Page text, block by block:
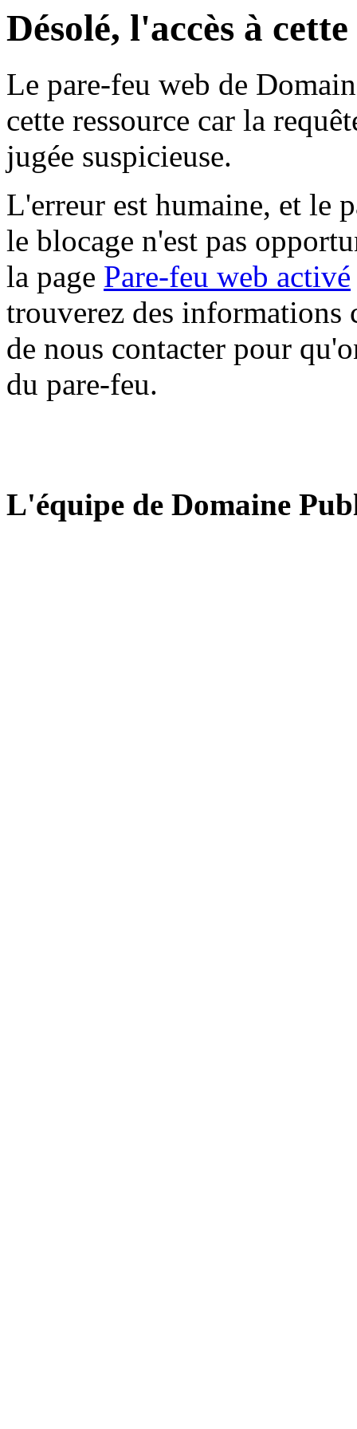
Désolé, l'accès à
Le pare-feu web de
cette ressource car la
jugée suspicieuse.
L'erreur est humaine, et le
le blocage n'est pas
la page Pare-feu web activé
trouverez des informations
de nous contacter pour
du pare-feu.
L'équipe de Domaine